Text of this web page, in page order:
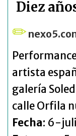
Diez
artista
galería
calle Orfila
Fecha: 6-